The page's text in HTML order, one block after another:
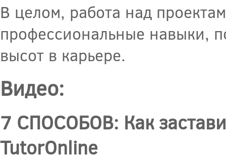
В целом, работа над
профессиональные навыки,
высот в карьере.
Видео:
7 СПОСОБОВ: Как
TutorOnline